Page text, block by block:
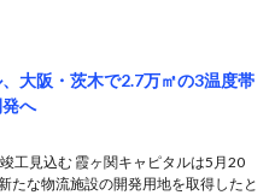
大阪・茨木で2.7万㎡の3温度帯
へ
工見込む 霞ヶ関キャピタルは5月20
たな物流施設の開発用地を取得したと